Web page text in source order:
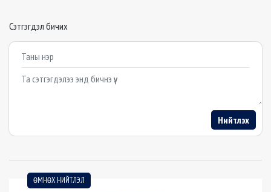
Сэтгэгдэл бичих
Example textarea
Нийтлэх
ӨМНӨХ НИЙТЛЭЛ